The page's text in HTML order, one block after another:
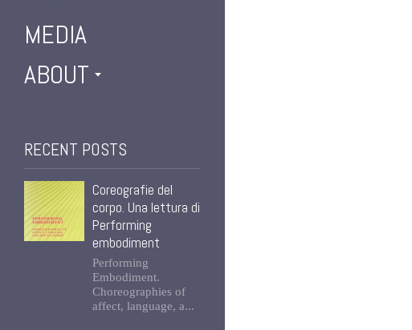
MEDIA
ABOUT
RECENT POSTS
Coreografie del
corpo. Una lettura di
Performing
embodiment
Performing
Embodiment.
Choreographies of
affect, language, a...